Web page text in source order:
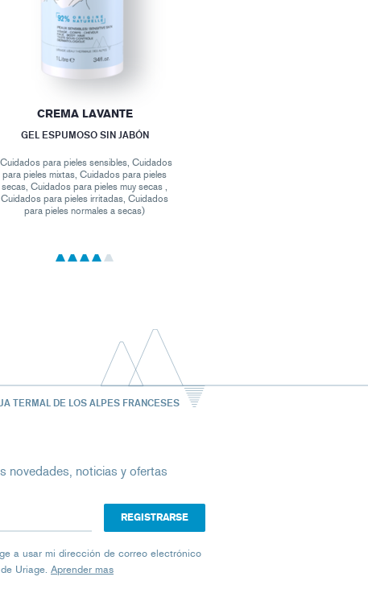
CREMA LAVANTE
GEL ESPUMOSO SIN JABÓN
para pieles sensibles, Cuidados
para pieles mixtas, Cuidados para pieles
secas, Cuidados para pieles muy secas ,
Cuidados para pieles irritadas, Cuidados
para pieles normales a secas)
TERMAL DE LOS ALPES FRANCESES
novedades, noticias y ofertas
a usar mi dirección de correo electrónico
Uriage. Aprender mas